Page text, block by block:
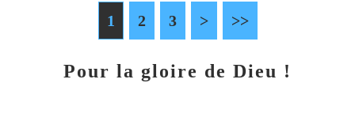
1 2 3 > >>
Pour la gloire de Dieu !